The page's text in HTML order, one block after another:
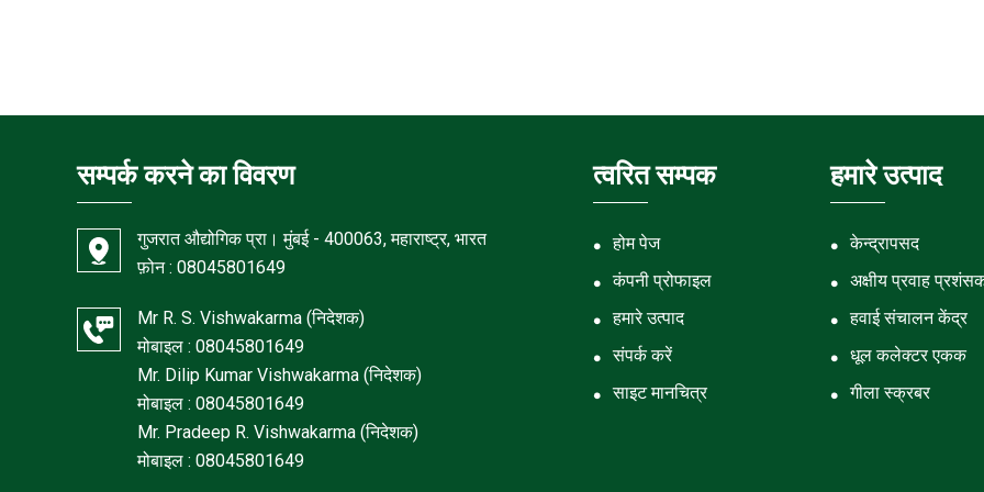
सम्पर्क करने का विवरण
गुजरात औद्योगिक प्रा। मुंबई - 400063, महाराष्ट्र, भारत
फ़ोन : 08045801649
Mr R. S. Vishwakarma (निदेशक)
मोबाइल : 08045801649
Mr. Dilip Kumar Vishwakarma (निदेशक)
मोबाइल : 08045801649
Mr. Pradeep R. Vishwakarma (निदेशक)
मोबाइल : 08045801649
त्वरित सम्पक
होम पेज
कंपनी प्रोफाइल
हमारे उत्पाद
संपर्क करें
साइट मानचित्र
हमारे उत्पाद
केन्द्रापसद
अक्षीय प्रवाह
हवाई संचालन केंद्र
धूल कलेक्टर एकक
गीला स्क्रबर